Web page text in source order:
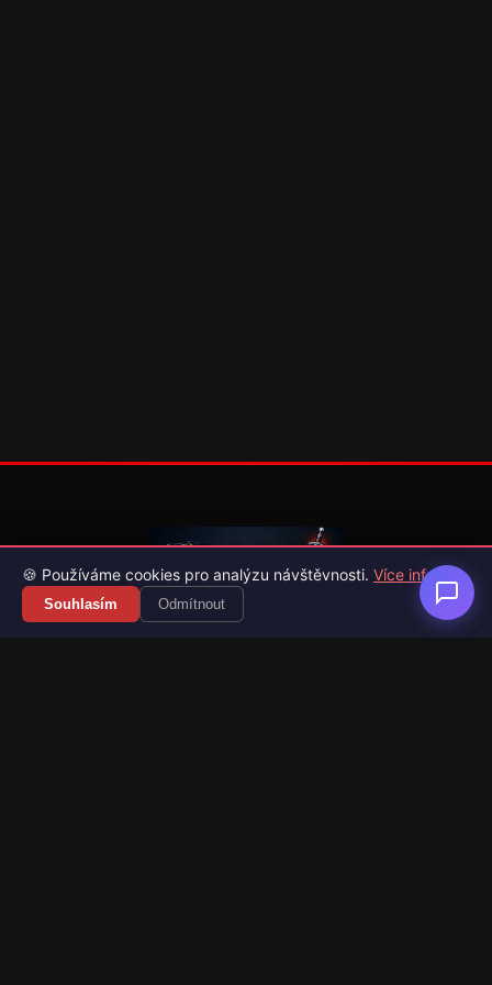
Váš průvodce světem videoher. Novinky, recenze a česko-
slovenské překlady her.
🍪 Používáme cookies pro analýzu návštěvnosti. Více info
Souhlasím Odmítnout